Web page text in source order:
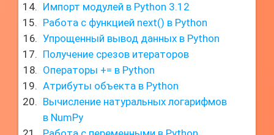
Импорт модулей в Python 3.12
Работа с функцией next() в Python
Упрощенный вывод данных в Python
Получение срезов итераторов
Операторы += в Python
Атрибуты объекта в Python
Вычисление натуральных логарифмов
в NumPy